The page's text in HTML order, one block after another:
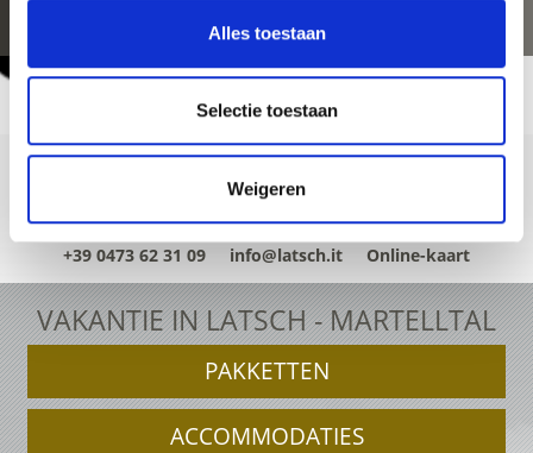
Alles toestaan
Selectie toestaan
Weigeren
+39 0473 62 31 09 info@latsch.it Online-kaart
VAKANTIE IN LATSCH - MARTELLTAL
PAKKETTEN
ACCOMMODATIES